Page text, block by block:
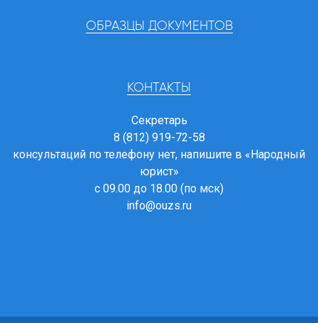
ОБРАЗЦЫ ДОКУМЕНТОВ
КОНТАКТЫ
Секретарь
8 (812) 919-72-58
консультаций по телефону нет, напишите в «Народный
юрист»
с 09.00 до 18.00 (по мск)
info@ouzs.ru